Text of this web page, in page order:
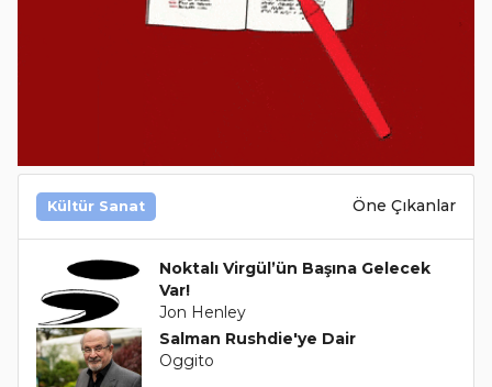
Kültür Sanat Öne Çıkanlar
Noktalı Virgül’ün Başına Gelecek
Var!
Jon Henley
Salman Rushdie'ye Dair
Oggito